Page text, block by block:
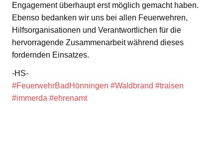
Engagement überhaupt erst möglich gemacht haben.
Ebenso bedanken wir uns bei allen Feuerwehren,
Hilfsorganisationen und Verantwortlichen für die
hervorragende Zusammenarbeit während dieses
fordernden Einsatzes.
-HS-
#FeuerwehrBadHönningen #Waldbrand #traisen
#immerda #ehrenamt